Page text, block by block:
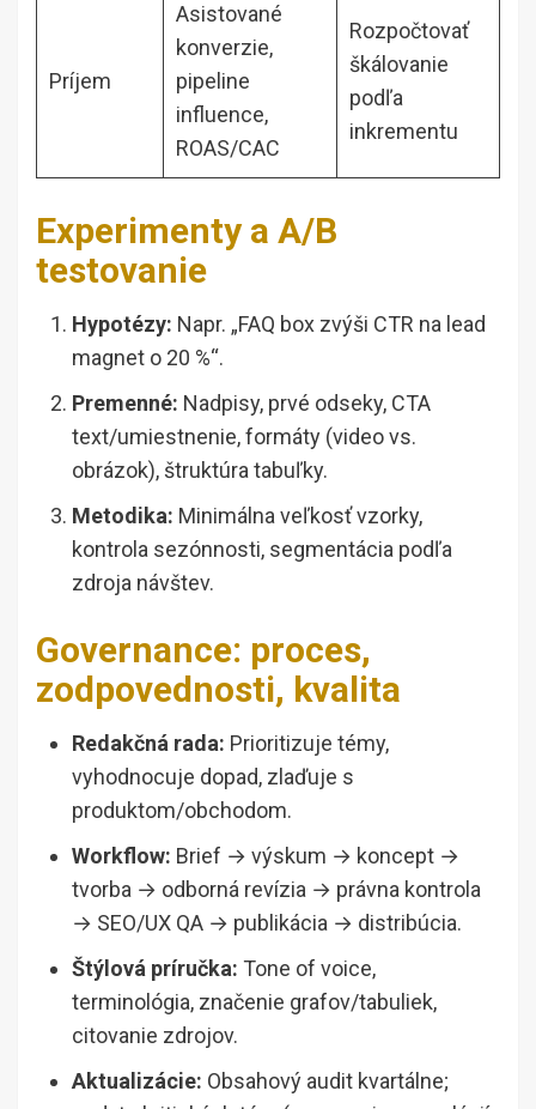
Príjem
Asistované
konverzie,
pipeline
influence,
ROAS/CAC
Rozpočtovať
škálovanie
podľa
inkrementu
Experimenty a A/B
testovanie
Hypotézy: Napr. „FAQ box zvýši CTR na lead
magnet o 20 %“.
Premenné: Nadpisy, prvé odseky, CTA
text/umiestnenie, formáty (video vs.
obrázok), štruktúra tabuľky.
Metodika: Minimálna veľkosť vzorky,
kontrola sezónnosti, segmentácia podľa
zdroja návštev.
Governance: proces,
zodpovednosti, kvalita
Redakčná rada: Prioritizuje témy,
vyhodnocuje dopad, zlaďuje s
produktom/obchodom.
Workflow: Brief → výskum → koncept →
tvorba → odborná revízia → právna kontrola
→ SEO/UX QA → publikácia → distribúcia.
Štýlová príručka: Tone of voice,
terminológia, značenie grafov/tabuliek,
citovanie zdrojov.
Aktualizácie: Obsahový audit kvartálne;